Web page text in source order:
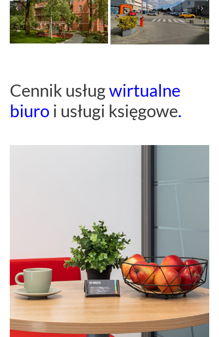
–
stara
wersja
Wita
Stwosza
Cennik usługwirtualne
biuroi usługi księgowe.
Wirtualne biuro